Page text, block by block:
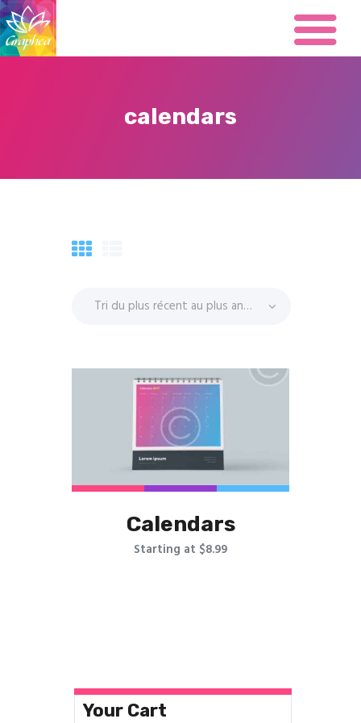
calendars
Impression
Brochure
Signalétique
Contact
Calendars
Starting at $8.99
options
Your Cart